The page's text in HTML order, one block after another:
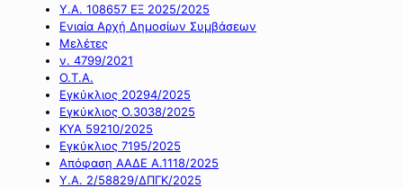
Υ.Α. 108657 ΕΞ 2025/2025
Ενιαία Αρχή Δημοσίων Συμβάσεων
Μελέτες
ν. 4799/2021
Ο.Τ.Α.
Εγκύκλιος 20294/2025
Εγκύκλιος Ο.3038/2025
ΚΥΑ 59210/2025
Εγκύκλιος 7195/2025
Απόφαση ΑΑΔΕ Α.1118/2025
Υ.Α. 2/58829/ΔΠΓΚ/2025